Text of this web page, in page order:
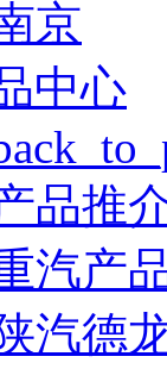
京
中心
品推
汽产
汽德